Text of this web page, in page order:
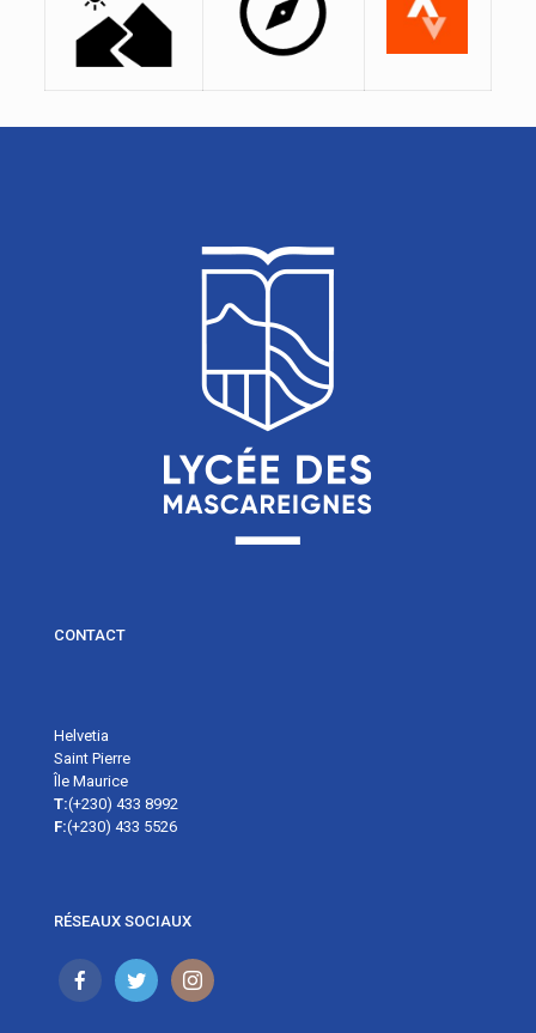
CONTACT
Helvetia
Saint Pierre
Île Maurice
T:(+230) 433 8992
F:(+230) 433 5526
RÉSEAUX SOCIAUX